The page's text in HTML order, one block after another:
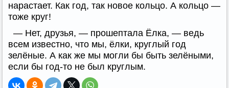
нарастает. Как год, так новое кольцо. А кольцо —
тоже круг!
— Нет, друзья, — прошептала Ёлка, — ведь
всем известно, что мы, ёлки, круглый год
зелёные. А как же мы могли бы быть зелёными,
если бы год-то не был круглым.